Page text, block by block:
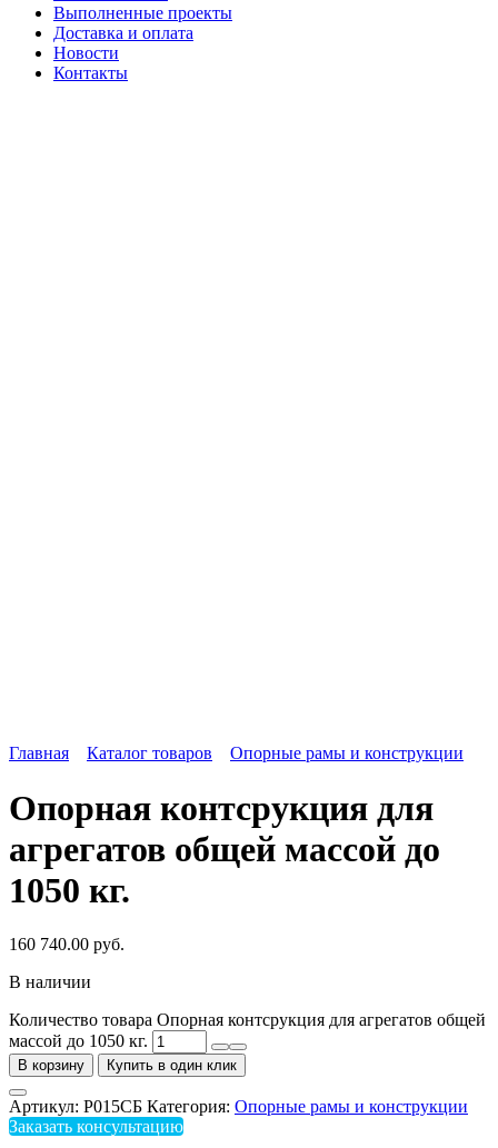
Выполненные проекты
Доставка и оплата
Новости
Контакты
Главная Каталог товаров Опорные рамы и конструкции
Опорная контсрукция для
агрегатов общей массой до
1050 кг.
160 740.00 руб.
В наличии
Количество товара Опорная контсрукция для агрегатов общей
массой до 1050 кг.
В корзину Купить в один клик
Артикул: Р015СБ Категория: Опорные рамы и конструкции
Заказать консультацию